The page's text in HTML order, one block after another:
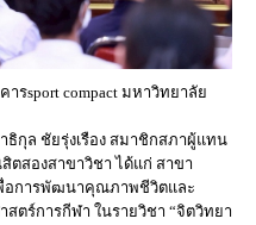
รsport compact มหาวิทยาลัย
ธิกุล ชัยรุ่งเรือง สมาชิกสภาผู้แทน
ตสองสาขาวิชา ได้แก่ สาขา
พื่อการพัฒนาคุณภาพชีวิตและ
สตร์การกีฬา ในรายวิชา “จิตวิทยา